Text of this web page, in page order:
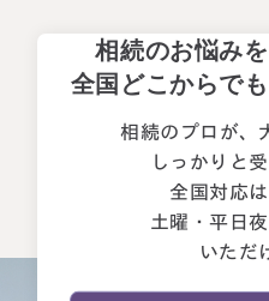
相続のお悩み
全国どこからで
相続のプロが、
しっかりと
全国対応
土曜・平日
いただ